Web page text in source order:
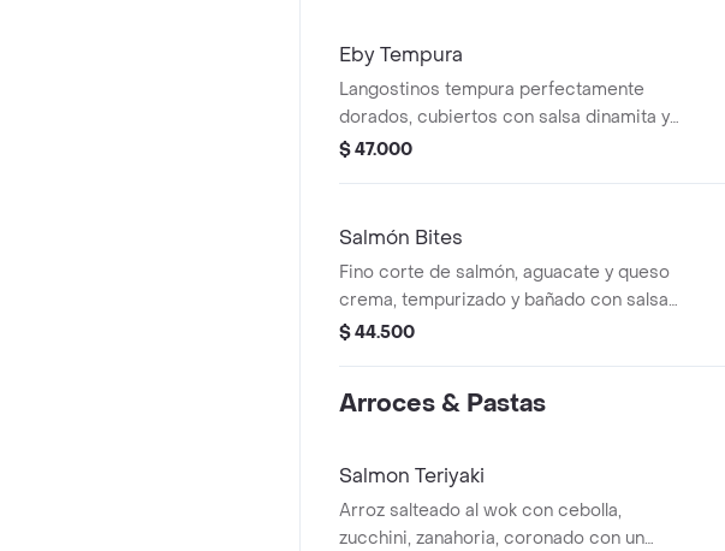
Eby Tempura
Langostinos tempura perfectamente
dorados, cubiertos con salsa dinamita y
un toque fresco de cebollín (5 und).
$ 47.000
Salmón Bites
Fino corte de salmón, aguacate y queso
crema, tempurizado y bañado con salsa
teriyaki y dinamita (4 und).
$ 44.500
Arroces & Pastas
Salmon Teriyaki
Arroz salteado al wok con cebolla,
zucchini, zanahoria, coronado con un